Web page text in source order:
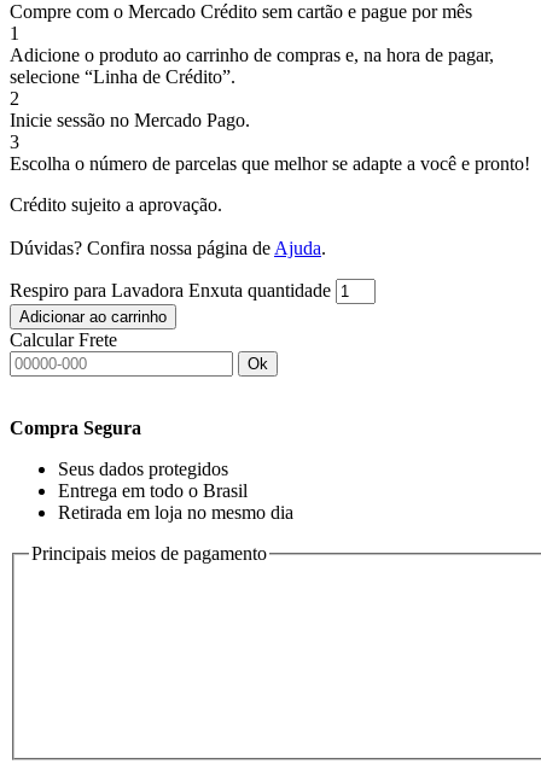
Compre com o Mercado Crédito sem cartão e pague por mês
1
Adicione o produto ao carrinho de compras e, na hora de pagar,
selecione “Linha de Crédito”.
2
Inicie sessão no Mercado Pago.
3
Escolha o número de parcelas que melhor se adapte a você e pronto!
Crédito sujeito a aprovação.
Dúvidas? Confira nossa página deAjuda.
Respiro para Lavadora Enxuta quantidade
Adicionar ao carrinho
Calcular Frete
Ok
Compra Segura
Seus dados protegidos
Entrega em todo o Brasil
Retirada em loja no mesmo dia
Principais meios de pagamento